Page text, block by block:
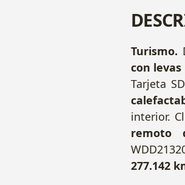
Turismo.
con
Tarjeta
interior.
remoto
277.142